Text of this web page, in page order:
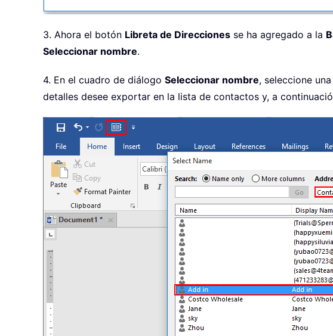
3. Ahora el botón Libreta de Direcciones se ha agregado a la
Seleccionar nombre.
4. En el cuadro de diálogo Seleccionar nombre, seleccione
detalles desee exportar en la lista de contactos y, a